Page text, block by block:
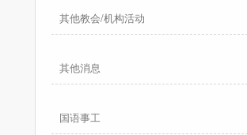
其他教会/机构活动
其他消息
国语事工